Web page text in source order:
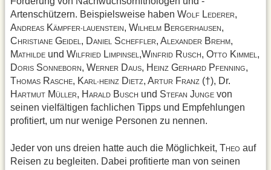
Artenschützern. Beispielsweise haben WOLF L EDERER,
ANDREAS KÄMPFER-LAUENSTEIN , W ILHELM B ERGERHAUSEN ,
C HRISTIANE GEIDEL , DANIEL SCHEFFLER, A LEXANDER B REHM,
MATHILDE und W ILFRIED L IMPINSEL ,W INFRID RUSCH , OTTO K IMMEL ,
DORIS SONNEBORN , WERNER DAUS, H EINZ GERHARD P FENNING,
THOMAS RASCHE, KARL-HEINZ D IETZ, A RTUR FRANZ (†), Dr.
H ARTMUT MÜLLER, H ARALD BUSCH und STEFAN JUNGE von
seinen vielfältigen fachlichen Tipps und Empfehlungen
profitiert, um nur wenige Personen zu nennen.
Jeder von uns dreien hatte auch die Möglichkeit, THEO auf
Reisen zu begleiten. Dabei profitierte man von seinen